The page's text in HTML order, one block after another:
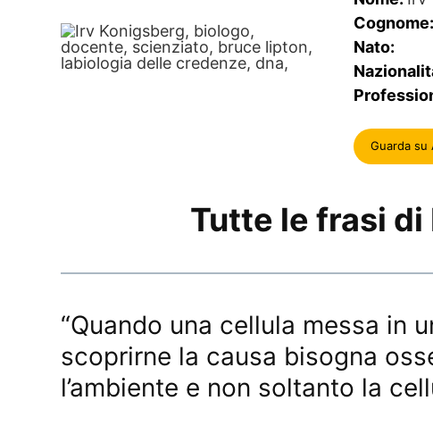
Cognome:
Nato:
Guarda su
Tutte le frasi
“Quando una cellula messa in
scoprirne la causa bisogna
l’ambiente e non soltanto la